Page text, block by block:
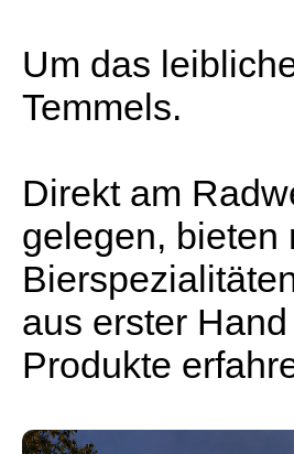
Um das
Temmels.
Direkt am
gelegen, bieten
aus erster
Produkte